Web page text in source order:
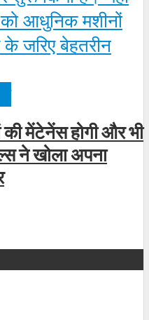
की मेंटेनेंस होगी और भी
ने खोला अपना